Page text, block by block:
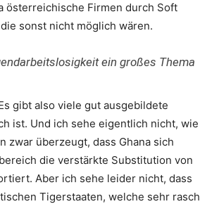
österreichische Firmen durch Soft
sonst nicht möglich wären.
ein großes Thema
gibt also viele gut ausgebildete
ist. Und ich sehe eigentlich nicht, wie
überzeugt, dass Ghana sich
die verstärkte Substitution von
Aber ich sehe leider nicht, dass
Tigerstaaten, welche sehr rasch